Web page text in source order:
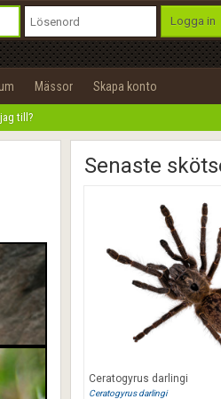
Logga in
Mässor Skapa konto
till?
Senaste
Ceratogyrus darlingi
Ceratogyrus darlingi